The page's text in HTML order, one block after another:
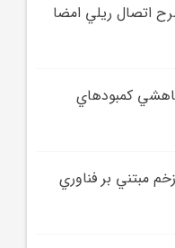
اتصال ريلي امضا
کمبودهاي
درمان زخم مبتني بر فناوري